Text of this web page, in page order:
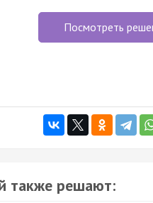
Посмотреть
также решают: